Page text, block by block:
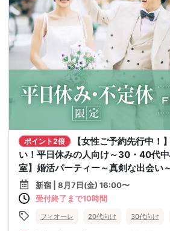
ポイント2倍
【女性ご予約先行中！
い！平日休みの人向け～30・40代
室】婚活パーティー～真剣な出会い
新宿 | 8月7日(金) 16:00〜
受付終了まで10時間
フィオーレ 20代向け 30代向け